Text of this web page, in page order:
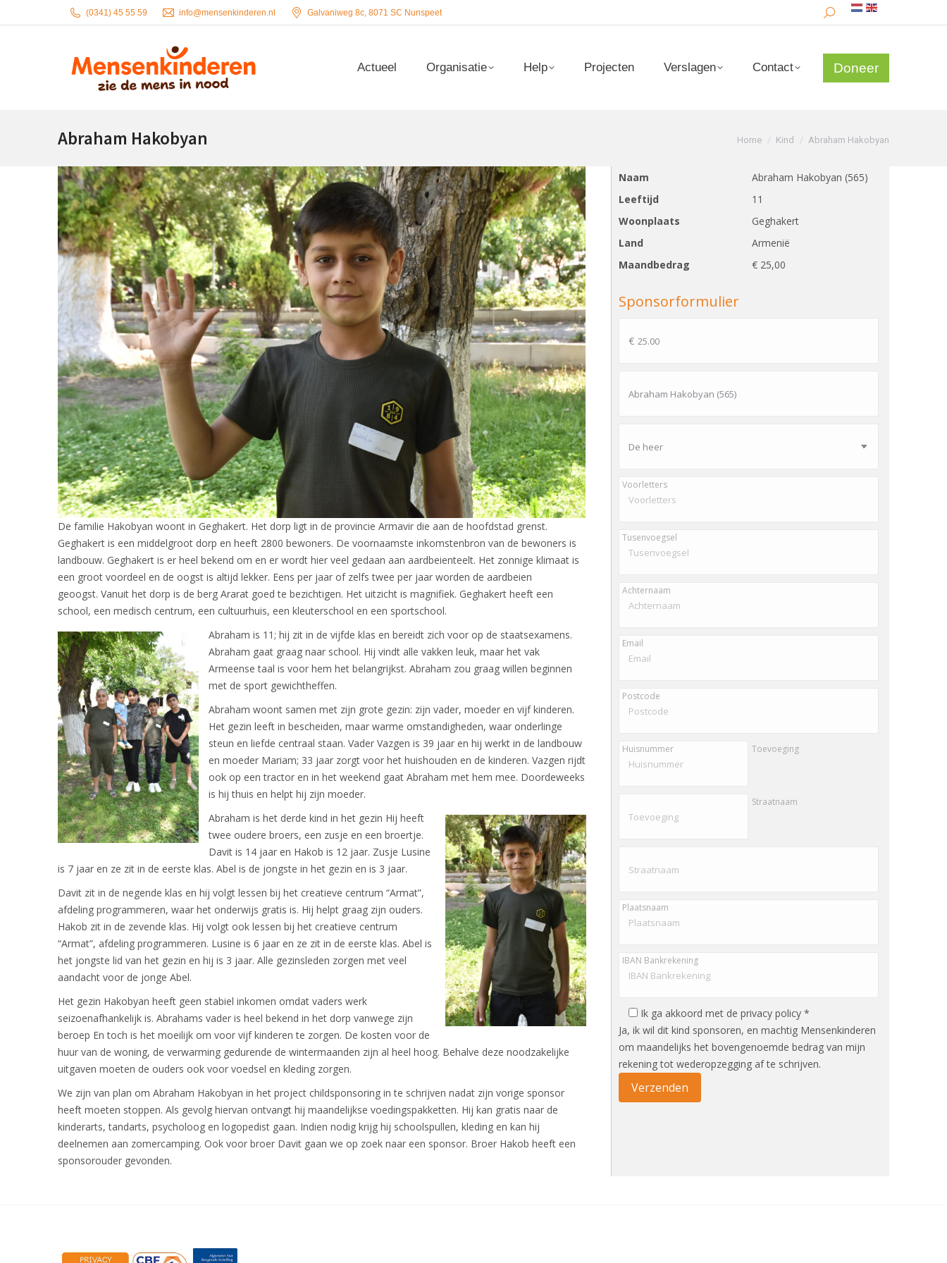
(0341) 45 55 59 info@mensenkinderen.nl Galvaniweg 8c, 8071 SC Nunspeet Search:
Actueel Organisatie Help Projecten Verslagen Contact Doneer
Abraham Hakobyan Je bent hier:
Home Kind Abraham Hakobyan
De familie Hakobyan woont in Geghakert. Het dorp ligt in de provincie Armavir die aan de hoofdstad grenst.
Geghakert is een middelgroot dorp en heeft 2800 bewoners. De voornaamste inkomstenbron van de bewoners is
landbouw. Geghakert is er heel bekend om en er wordt hier veel gedaan aan aardbeienteelt. Het zonnige klimaat is
een groot voordeel en de oogst is altijd lekker. Eens per jaar of zelfs twee per jaar worden de aardbeien
geoogst. Vanuit het dorp is de berg Ararat goed te bezichtigen. Het uitzicht is magnifiek. Geghakert heeft een
school, een medisch centrum, een cultuurhuis, een kleuterschool en een sportschool.
Abraham is 11; hij zit in de vijfde klas en bereidt zich voor op de staatsexamens.
Abraham gaat graag naar school. Hij vindt alle vakken leuk, maar het vak
Armeense taal is voor hem het belangrijkst. Abraham zou graag willen beginnen
met de sport gewichtheffen.
Abraham woont samen met zijn grote gezin: zijn vader, moeder en vijf kinderen.
Het gezin leeft in bescheiden, maar warme omstandigheden, waar onderlinge
steun en liefde centraal staan. Vader Vazgen is 39 jaar en hij werkt in de landbouw
en moeder Mariam; 33 jaar zorgt voor het huishouden en de kinderen. Vazgen rijdt
ook op een tractor en in het weekend gaat Abraham met hem mee. Doordeweeks
is hij thuis en helpt hij zijn moeder.
Abraham is het derde kind in het gezin Hij heeft
twee oudere broers, een zusje en een broertje.
Davit is 14 jaar en Hakob is 12 jaar. Zusje Lusine
is 7 jaar en ze zit in de eerste klas. Abel is de jongste in het gezin en is 3 jaar.
Davit zit in de negende klas en hij volgt lessen bij het creatieve centrum “Armat”,
afdeling programmeren, waar het onderwijs gratis is. Hij helpt graag zijn ouders.
Hakob zit in de zevende klas. Hij volgt ook lessen bij het creatieve centrum
“Armat”, afdeling programmeren. Lusine is 6 jaar en ze zit in de eerste klas. Abel is
het jongste lid van het gezin en hij is 3 jaar. Alle gezinsleden zorgen met veel
aandacht voor de jonge Abel.
Het gezin Hakobyan heeft geen stabiel inkomen omdat vaders werk
seizoenafhankelijk is. Abrahams vader is heel bekend in het dorp vanwege zijn
beroep En toch is het moeilijk om voor vijf kinderen te zorgen. De kosten voor de
huur van de woning, de verwarming gedurende de wintermaanden zijn al heel hoog. Behalve deze noodzakelijke
uitgaven moeten de ouders ook voor voedsel en kleding zorgen.
We zijn van plan om Abraham Hakobyan in het project childsponsoring in te schrijven nadat zijn vorige sponsor
heeft moeten stoppen. Als gevolg hiervan ontvangt hij maandelijkse voedingspakketten. Hij kan gratis naar de
kinderarts, tandarts, psycholoog en logopedist gaan. Indien nodig krijg hij schoolspullen, kleding en kan hij
deelnemen aan zomercamping. Ook voor broer Davit gaan we op zoek naar een sponsor. Broer Hakob heeft een
sponsorouder gevonden.
Naam
Abraham Hakobyan (565)
Leeftijd
11
Woonplaats
Geghakert
Land
Armenië
Maandbedrag
€ 25,00
Sponsorformulier
Voorletters
Tusenvoegsel
Achternaam
Email
Postcode
Huisnummer Toevoeging
Straatnaam
Plaatsnaam
IBAN Bankrekening
Ik ga akkoord met de privacy policy *
Ja, ik wil dit kind sponsoren, en machtig Mensenkinderen
om maandelijks het bovengenoemde bedrag van mijn
rekening tot wederopzegging af te schrijven.
Actueel Organisatie Help Projecten Verslagen Contact Doneer